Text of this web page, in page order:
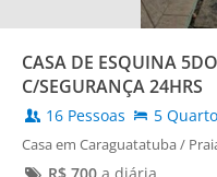
CASA DE ESQUINA
C/SEGURANÇA 24HRS
16 Pessoas 5
Casa em Caraguatatuba /